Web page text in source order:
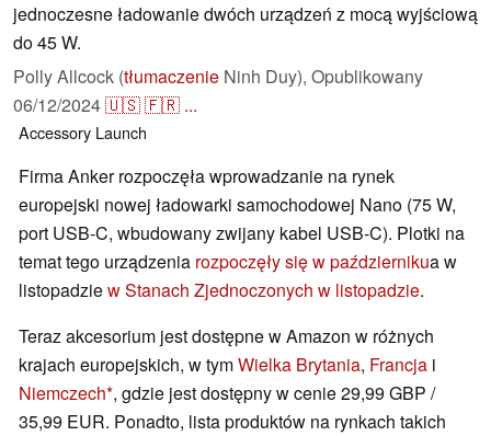
jednoczesne ładowanie dwóch urządzeń z mocą wyjściową
do 45 W.
Polly Allcock (tłumaczenie Ninh Duy), Opublikowany
06/12/2024🇺🇸🇫🇷 ...
Accessory Launch
Firma Anker rozpoczęła wprowadzanie na rynek
europejski nowej ładowarki samochodowej Nano (75 W,
port USB-C, wbudowany zwijany kabel USB-C). Plotki na
temat tego urządzenia rozpoczęły się w październikua w
listopadziew Stanach Zjednoczonych w listopadzie.
Teraz akcesorium jest dostępne w Amazon w różnych
krajach europejskich, w tymWielka Brytania, Francja i
Niemczech , gdzie jest dostępny w cenie 29,99 GBP /
35,99 EUR. Ponadto, lista produktów na rynkach takich